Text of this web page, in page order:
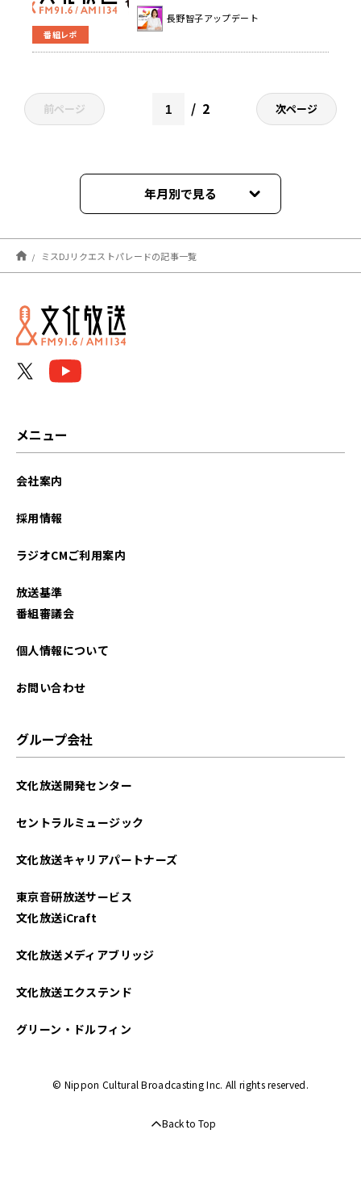
番組レポ
る
長野智子アップデート
前ページ 2 次ページ
年月別で見る
2026年03月
2025年06月
2024年12月
ミスDJリクエストパレードの記事一覧
メニュー
会社案内
採用情報
ラジオCMご利用案内
放送基準
番組審議会
個人情報について
お問い合わせ
グループ会社
文化放送開発センター
セントラルミュージック
文化放送キャリアパートナーズ
東京音研放送サービス
文化放送iCraft
文化放送メディアブリッジ
文化放送エクステンド
グリーン・ドルフィン
© Nippon Cultural Broadcasting Inc. All rights reserved.
Back to Top